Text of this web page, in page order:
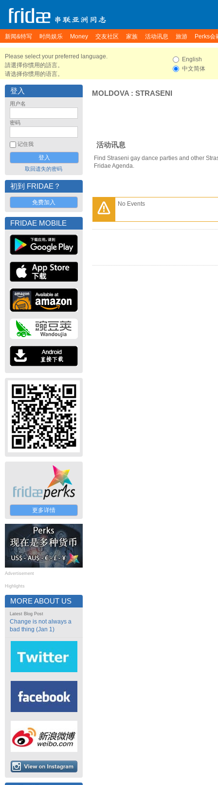
新闻&特写 时尚娱乐 Money 交友社区 家族 活动讯息 旅游 Perks会
Please select your preferred language.
請選擇你慣用的語言。
请选择你惯用的语言。
English
中文简体
登入
用户名
密码
记住我
取回遗失的密码
初到 FRIDAE？
免费加入
FRIDAE MOBILE
更多详情
Advertisement
Highlights
MORE ABOUT US
Latest Blog Post
Change is not always a
bad thing (Jan 1)
MOLDOVA : STRASENI
活动讯息
Find Straseni gay dance parties and other
Fridae Agenda.
No Events